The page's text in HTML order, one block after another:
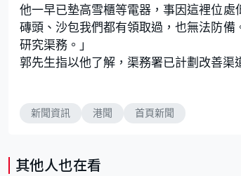
他一早已墊高雪櫃等電器，事因這裡位
磚頭、沙包我們都有領取過，也無法防
研究渠務。」
郭先生指以他了解，渠務署已計劃改善渠
新聞資訊 港聞 首頁新聞
其他人也在看